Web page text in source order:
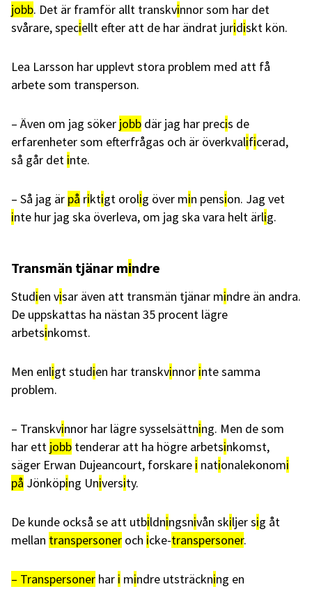
jobb. Det är framför allt transkvinnor som har det
svårare, speciellt efter att de har ändrat juridiskt kön.
Lea Larsson har upplevt stora problem med att få
arbete som transperson.
– Även om jag söker jobb där jag har precis de
erfarenheter som efterfrågas och är överkvalificerad,
så går det inte.
– Så jag är på riktigt orolig över min pension. Jag vet
inte hur jag ska överleva, om jag ska vara helt ärlig.
Transmän tjänar mindre
Studien visar även att transmän tjänar mindre än andra.
De uppskattas ha nästan 35 procent lägre
arbetsinkomst.
Men enligt studien har transkvinnor inte samma
problem.
– Transkvinnor har lägre sysselsättning. Men de som
har ett jobb tenderar att ha högre arbetsinkomst,
säger Erwan Dujeancourt, forskare i nationalekonomi
på Jönköping University.
De kunde också se att utbildningsnivån skiljer sig åt
mellan transpersoner och icke-transpersoner.
– Transpersoner har i mindre utsträckning en